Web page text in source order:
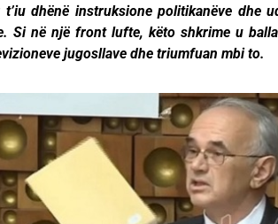
t’iu dhënë instruksione politikanëve dhe
Si në një front lufte, këto shkrime u
jugosllave dhe triumfuan mbi to.